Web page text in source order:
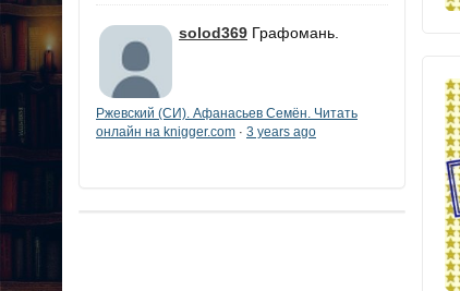
solod369 Графомань.
Ржевский (СИ). Афанасьев Семён. Читать
онлайн на knigger.com · 3 years ago